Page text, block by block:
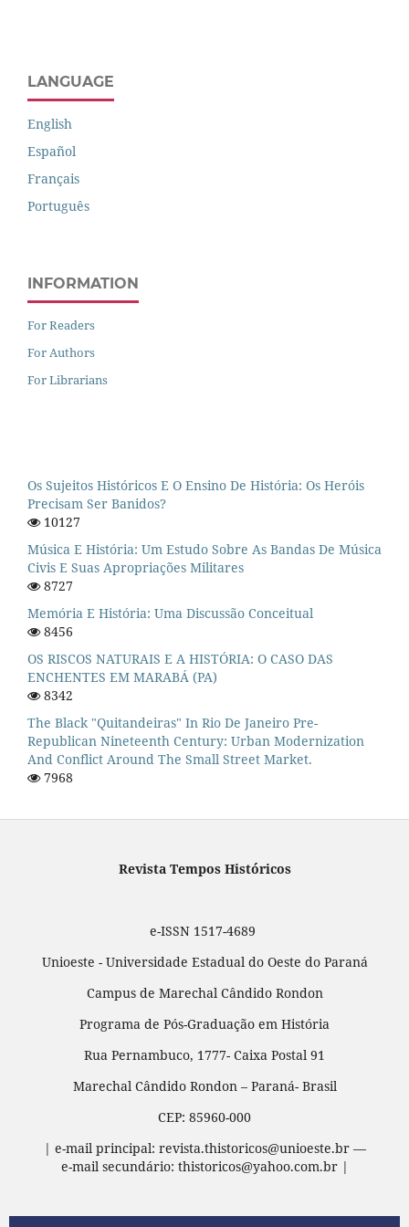
LANGUAGE
English
Español
Français
Português
INFORMATION
For Readers
For Authors
For Librarians
Os Sujeitos Históricos E O Ensino De História: Os Heróis
Precisam Ser Banidos?
10127
Música E História: Um Estudo Sobre As Bandas De Música
Civis E Suas Apropriações Militares
8727
Memória E História: Uma Discussão Conceitual
8456
OS RISCOS NATURAIS E A HISTÓRIA: O CASO DAS
ENCHENTES EM MARABÁ (PA)
8342
The Black "quitandeiras" In Rio De Janeiro Pre-
Republican Nineteenth Century: Urban Modernization
And Conflict Around The Small Street Market.
7968
Revista Tempos Históricos
e-ISSN 1517-4689
Unioeste - Universidade Estadual do Oeste do Paraná
Campus de Marechal Cândido Rondon
Programa de Pós-Graduação em História
Rua Pernambuco, 1777- Caixa Postal 91
Marechal Cândido Rondon – Paraná- Brasil
CEP: 85960-000
| e-mail principal: revista.thistoricos@unioeste.br —
e-mail secundário: thistoricos@yahoo.com.br |